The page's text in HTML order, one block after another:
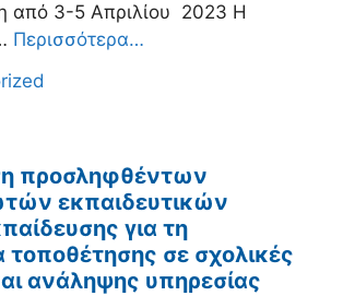
από 3-5 Απριλίου 2023 Η
Περισσότερα…
προσληφθέντων
εκπαιδευτικών
για τη
τοποθέτησης σε σχολικές
ανάληψης υπηρεσίας